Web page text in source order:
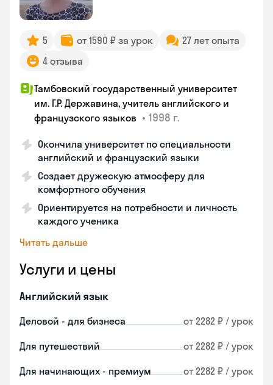
5 от 1590 ₽ за урок
27 лет опыта
4 отзыва
Тамбовский государственный университет
им. Г.Р. Державина, учитель английского и
французского языков • 1998 г.
Окончила университет по специальности
английский и французский языки
Создает дружескую атмосферу для
комфортного обучения
Ориентируется на потребности и личность
каждого ученика
Читать дальше
Услуги и цены
Английский язык
Деловой - для бизнеса от 2282 ₽ / урок
Для путешествий от 2282 ₽ / урок
Для начинающих - премиум от 2282 ₽ / урок